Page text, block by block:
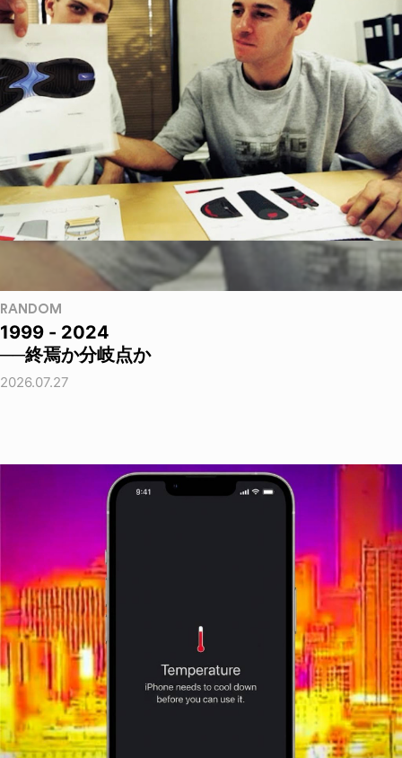
RANDOM
1999 - 2024
──終焉か分岐点か
2026.07.27